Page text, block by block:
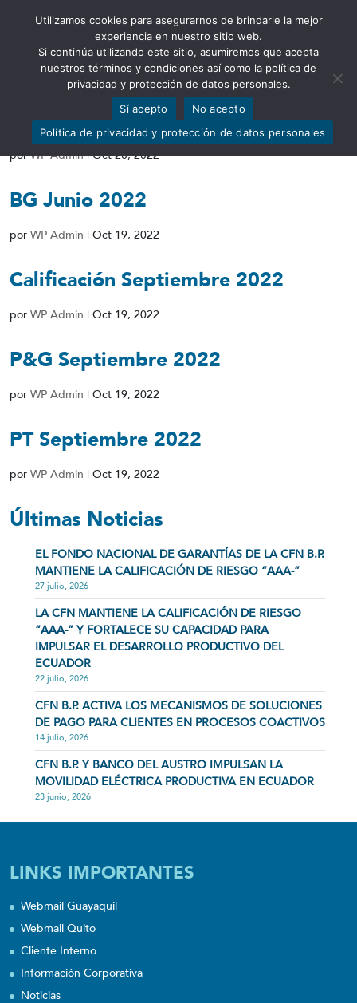
Abrir barra de herramientas
Indicadores Septiembre 2022
porWP Admin|Oct 20, 2022
BG Junio 2022
por WP Admin | Oct 19, 2022
Calificación Septiembre 2022
por WP Admin | Oct 19, 2022
P&G Septiembre 2022
por WP Admin | Oct 19, 2022
PT Septiembre 2022
por WP Admin | Oct 19, 2022
Últimas Noticias
EL FONDO NACIONAL DE GARANTÍAS DE LA CFN B.P.
MANTIENE LA CALIFICACIÓN DE RIESGO “AAA-”
27 julio, 2026
LA CFN MANTIENE LA CALIFICACIÓN DE RIESGO
“AAA-” Y FORTALECE SU CAPACIDAD PARA
IMPULSAR EL DESARROLLO PRODUCTIVO DEL
ECUADOR
22 julio, 2026
CFN B.P. ACTIVA LOS MECANISMOS DE SOLUCIONES
DE PAGO PARA CLIENTES EN PROCESOS COACTIVOS
14 julio, 2026
CFN B.P. Y BANCO DEL AUSTRO IMPULSAN LA
MOVILIDAD ELÉCTRICA PRODUCTIVA EN ECUADOR
23 junio, 2026
LINKS IMPORTANTES
Webmail Guayaquil
Webmail Quito
Cliente Interno
Información Corporativa
Noticias
Utilizamos cookies para asegurarnos de brindarle la mejor
experiencia en nuestro sitio web.
Si continúa utilizando este sitio, asumiremos que acepta
nuestros términos y condiciones así como la política de
privacidad y protección de datos personales.
Sí acepto
No acepto
Política de privacidad y protección de datos personales